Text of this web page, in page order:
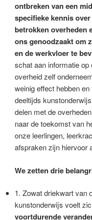
ontbreken van een
specifieke kennis
betrokken overheden
ons genoodzaakt om
en de werkvloer te
schat aan informatie
overheid zelf
weinig effect hebben
deeltijds
delen met de
naar de toekomst van
onze leerlingen,
afspraken zijn hiervoor
We zetten drie
1. Zowat driekwart van
kunstonderwijs voelt
voortdurende